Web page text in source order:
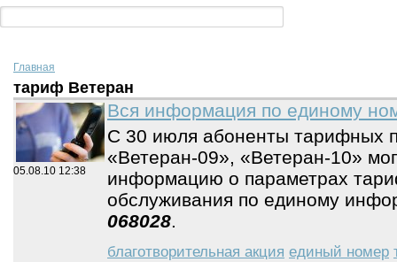
Главная
тариф Ветеран
05.08.10 12:38
Вся информация по единому
С 30 июля абоненты тарифных
«Ветеран-09», «Ветеран-10»
информацию о параметрах
обслуживания по единому
068028.
благотворительная акция единый номер